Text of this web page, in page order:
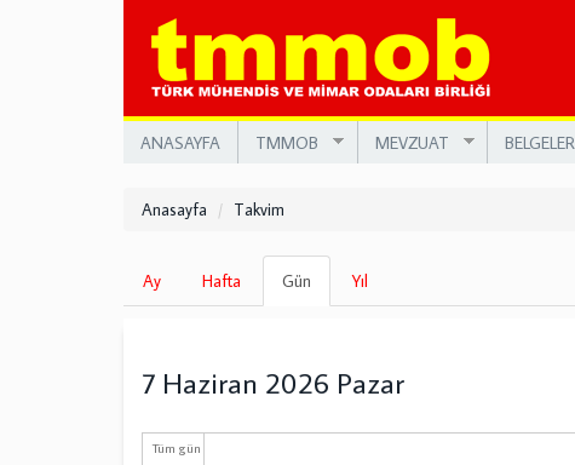
ANASAYFA TMMOB MEVZUAT BELGELER
Anasayfa Takvim
Birincil
sekmeler
Ay Hafta Gün
sekme)
Yıl
7 Haziran 2026 Pazar
Tüm gün